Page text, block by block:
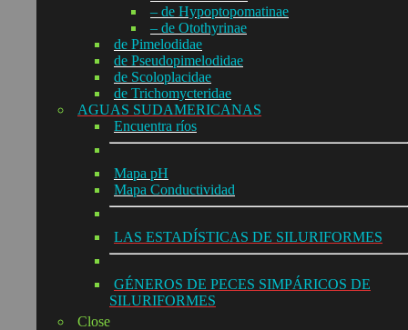
– de Hypoptopomatinae
– de Otothyrinae
de Pimelodidae
de Pseudopimelodidae
de Scoloplacidae
de Trichomycteridae
AGUAS SUDAMERICANAS
Encuentra ríos
Mapa pH
Mapa Conductividad
LAS ESTADÍSTICAS DE SILURIFORMES
GÉNEROS DE PECES SIMPÁRICOS DE
SILURIFORMES
Close